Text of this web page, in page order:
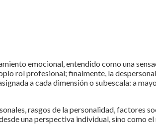
emocional, entendido como una
rol profesional; finalmente, la
a cada dimensión o subescala: a
rasgos de la personalidad, factores
una perspectiva individual, sino como